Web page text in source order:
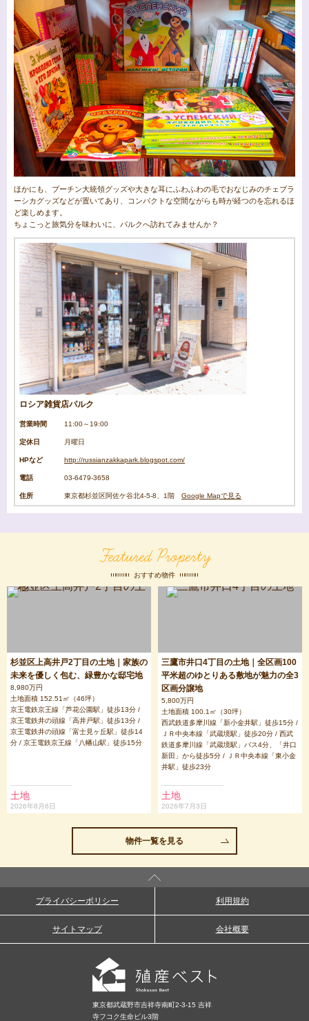
ほかにも、プーチン大統領グッズや大きな耳にふわふわの毛でおなじみのチェブラ
ーシカグッズなどが置いてあり、コンパクトな空間ながらも時が経つのを忘れるほ
ど楽しめます。
ちょこっと旅気分を味わいに、パルクへ訪れてみませんか？
ロシア雑貨店パルク
営業時間 11:00～19:00
定休日 月曜日
HPなど http://russianzakkapark.blogspot.com/
電話 03-6479-3658
住所 東京都杉並区阿佐ケ谷北4-5-8、1階 Google Mapで見る
Featured Property
おすすめ物件
杉並区上高井戸2丁目の土地｜家族の
未来を優しく包む、緑豊かな邸宅地
8,980万円
土地面積 152.51㎡（46坪）
京王電鉄京王線「芦花公園駅」徒歩13分 /
京王電鉄井の頭線「高井戸駅」徒歩13分 /
京王電鉄井の頭線「富士見ヶ丘駅」徒歩14
分 / 京王電鉄京王線「八幡山駅」徒歩15分
土地
2026年8月6日
三鷹市井口4丁目の土地｜全区画100
平米超のゆとりある敷地が魅力の全3
区画分譲地
5,800万円
土地面積 100.1㎡（30坪）
西武鉄道多摩川線「新小金井駅」徒歩15分 /
ＪＲ中央本線「武蔵境駅」徒歩20分 / 西武
鉄道多摩川線「武蔵境駅」バス4分、「井口
新田」から徒歩5分 / ＪＲ中央本線「東小金
井駅」徒歩23分
土地
2026年7月3日
物件一覧を見る
プライバシーポリシー 利用規約
サイトマップ 会社概要
東京都武蔵野市吉祥寺南町2-3-15 吉祥
寺フコク生命ビル3階